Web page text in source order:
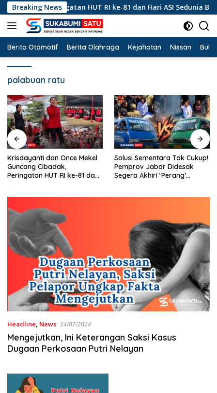
Langsung
ke
konten
Breaking News
Peringatan HUT RI ke-81 dan Hari ASI Sedunia
Berita Otomotif Berita Olahraga Kejahatan Nissan
palabuan ratu
Solusi Sementara Tak Cukup!
Pemprov Jabar Didesak
Segera Akhiri ‘Perang’
Hanya Merekah Sanksi
Kertas? Di Balik
Pertambangan Emas Ilegal
Headline News 24/07/2024
Mengejutkan, Ini Keterangan Saksi Kasus
Dugaan Perkosaan Putri Nelayan